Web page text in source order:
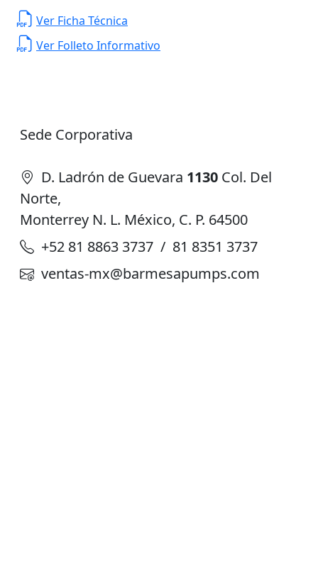
Ver Ficha Técnica
Ver Folleto Informativo
Sede Corporativa
D. Ladrón de Guevara 1130 Col. Del
Norte,
Monterrey N. L. México, C. P. 64500
+52 81 8863 3737 / 81 8351 3737
ventas-mx@barmesapumps.com